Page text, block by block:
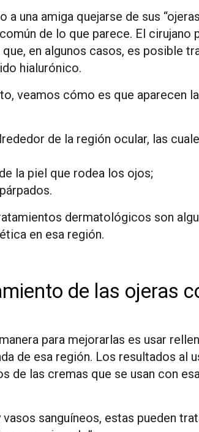
una amiga quejarse de sus
de lo que parece. El
en algunos casos, es posible
hialurónico.
veamos cómo es que aparecen
de la región ocular, las
la piel que rodea los ojos;
dermatológicos son
en esa región.
de las ojeras
para mejorarlas es usar
de esa región. Los resultados al
de las cremas que se usan con
sanguíneos, estas pueden